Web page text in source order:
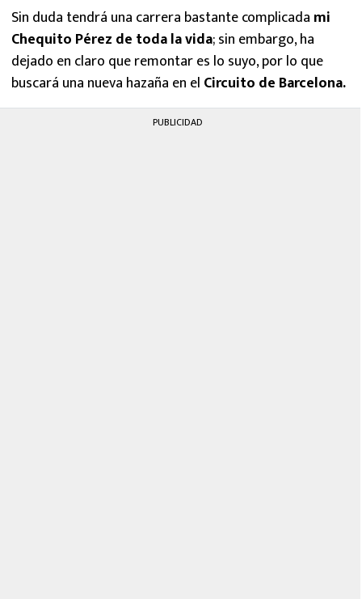
Sin duda tendrá una carrera bastante complicada mi
Chequito Pérez de toda la vida; sin embargo, ha
dejado en claro que remontar es lo suyo, por lo que
buscará una nueva hazaña en el Circuito de Barcelona.
PUBLICIDAD